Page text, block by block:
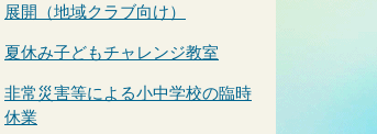
展開（地域クラブ向け）
夏休み子どもチャレンジ教室
非常災害等による小中学校の臨時
休業